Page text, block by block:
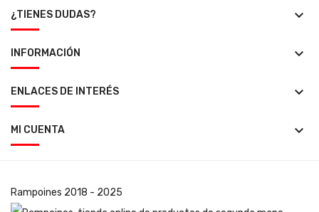
¿TIENES DUDAS? keyboard_arrow_down
INFORMACIÓN keyboard_arrow_down
ENLACES DE INTERÉS keyboard_arrow_down
MI CUENTA keyboard_arrow_down
Rampoines 2018 - 2025